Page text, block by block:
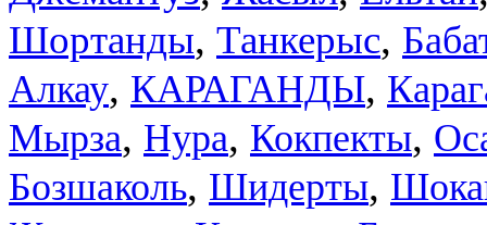
Шортанды, Танкерыс,
Алкау, КАРАГАНДЫ,
Мырза, Нура, Кокпекты,
Бозшаколь, Шидерты,